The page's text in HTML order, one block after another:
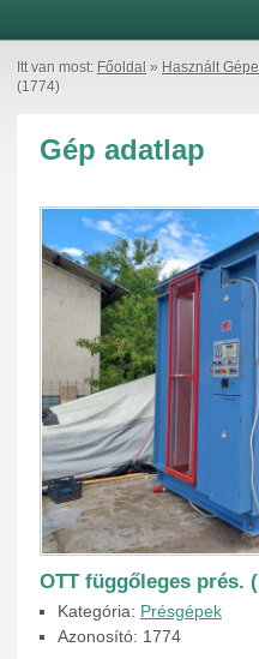
Itt van most: Főoldal » Használt
(1774)
Gép adatlap
OTT függőleges prés.
Kategória: Présgépek
Azonosító: 1774